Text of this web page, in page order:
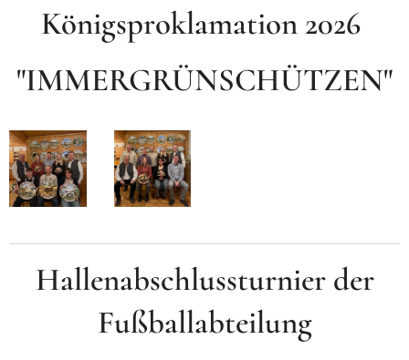
Königsproklamation 2026
"IMMERGRÜNSCHÜTZEN"
Hallenabschlussturnier der
Fußballabteilung